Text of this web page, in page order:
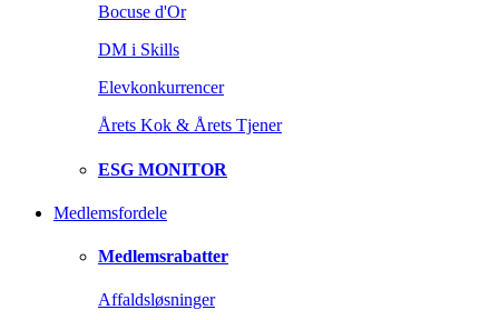
Bocuse d'Or
DM i Skills
Elevkonkurrencer
Årets Kok & Årets Tjener
ESG MONITOR
Medlemsfordele
Medlemsrabatter
Affaldsløsninger